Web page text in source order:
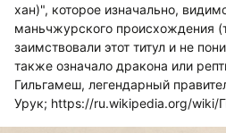
хан)", которое изначально,
маньчжурского происхождения
заимствовали этот титул и не
также означало дракона или
Гильгамеш, легендарный
Урук; https://ru.wikipedia.org/wiki/